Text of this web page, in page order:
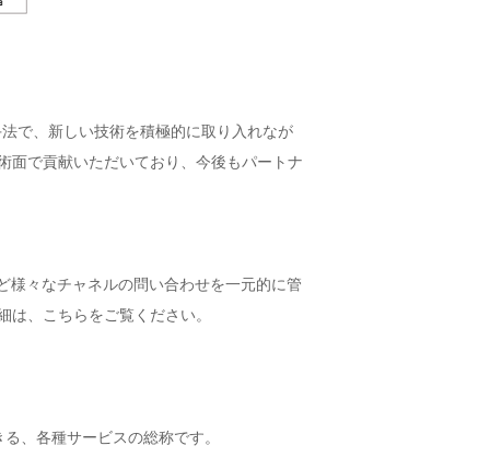
で、新しい技術を積極的に取り入れなが
面で貢献いただいており、今後もパートナ
々なチャネルの問い合わせを一元的に管
、こちらをご覧ください。
、各種サービスの総称です。